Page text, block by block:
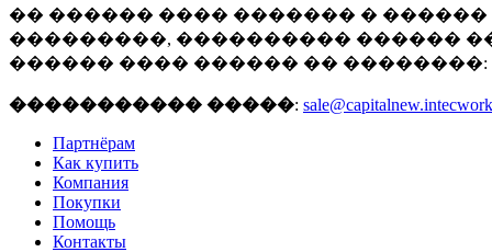
�� ������ ���� ������� �
���������, ���������� ������
������ ���� ������ �� ��������:
����������� �����:
Партнёрам
Как купить
Компания
Покупки
Помощь
Контакты